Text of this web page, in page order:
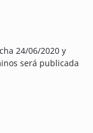
24/06/2020 y
será publicada